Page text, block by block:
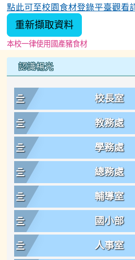
點此可至校園食材登錄平臺觀看
重新擷取資料
本校一律使用國產豬食材
左邊區域內容
認識楊光
校長室
教務處
學務處
總務處
輔導室
國小部
人事室